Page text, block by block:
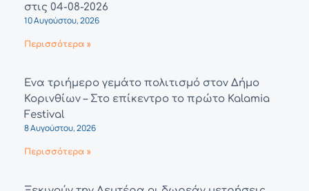
στις 04-08-2026
10 Αυγούστου, 2026
Περισσότερα »
Ένα τριήμερο γεμάτο πολιτισμό στον Δήμο
Κορινθίων – Στο επίκεντρο το πρώτο Kalamia
Festival
8 Αυγούστου, 2026
Περισσότερα »